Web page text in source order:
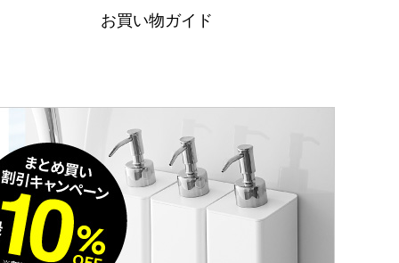
お買い物ガイド